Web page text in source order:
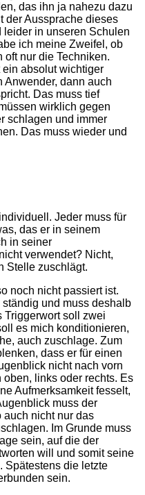
das ihn ja nahezu dazu
der Aussprache dieses
in unseren Schulen
ich meine Zweifel, ob
nur die Techniken.
absolut wichtiger
Anwender, dann auch
Das muss tief
wirklich gegen
schlagen und immer
Das muss wieder und
Jeder muss für
das er in seinem
in seiner
verwendet? Nicht,
Stelle zuschlägt.
noch nicht passiert ist.
ständig und muss deshalb
Triggerwort soll zwei
es mich konditionieren,
auch zuschlage. Zum
dass er für einen
nicht nach vorn
links oder rechts. Es
Aufmerksamkeit fesselt,
muss der
auch nicht nur das
Im Grunde muss
sein, auf die der
will und somit seine
Spätestens die letzte
sein.